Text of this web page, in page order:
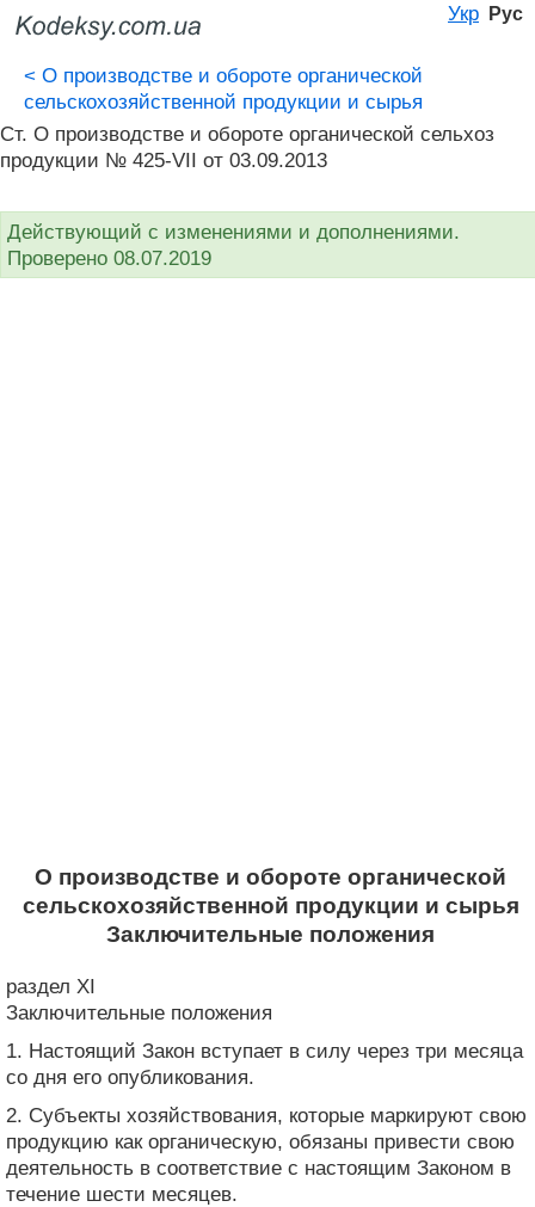
Укр Рус
< О производстве и обороте органической
сельскохозяйственной продукции и сырья
Ст. О производстве и обороте органической сельхоз
продукции № 425-VII от 03.09.2013
Действующий с изменениями и дополнениями.
Проверено 08.07.2019
О производстве и обороте органической
сельскохозяйственной продукции и сырья
Заключительные положения
раздел XI
Заключительные положения
1. Настоящий Закон вступает в силу через три месяца
со дня его опубликования.
2. Субъекты хозяйствования, которые маркируют свою
продукцию как органическую, обязаны привести свою
деятельность в соответствие с настоящим Законом в
течение шести месяцев.